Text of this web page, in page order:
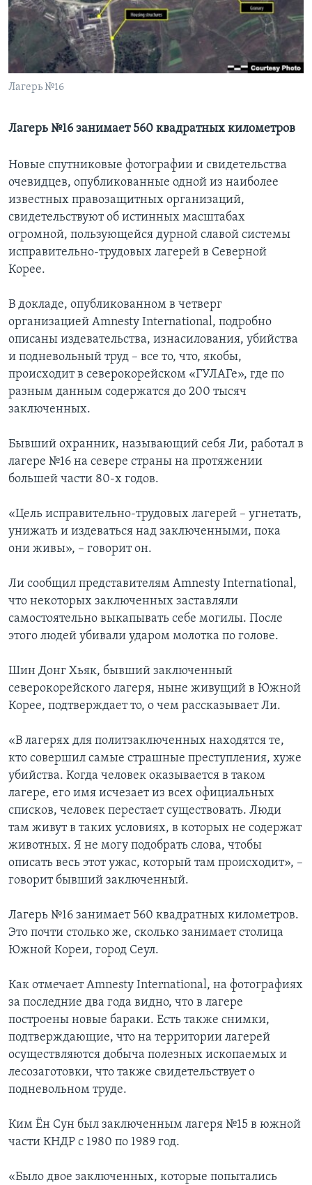
Learning English
СОЦИАЛЬНЫЕ СЕТИ
Языки
Лагерь №16
Лагерь №16 занимает 560 квадратных километров
Новые спутниковые фотографии и свидетельства
очевидцев, опубликованные одной из наиболее
известных правозащитных организаций,
свидетельствуют об истинных масштабах
огромной, пользующейся дурной славой системы
исправительно-трудовых лагерей в Северной
Корее.
В докладе, опубликованном в четверг
организацией Amnesty International, подробно
описаны издевательства, изнасилования, убийства
и подневольный труд – все то, что, якобы,
происходит в северокорейском «ГУЛАГе», где по
разным данным содержатся до 200 тысяч
заключенных.
Бывший охранник, называющий себя Ли, работал в
лагере №16 на севере страны на протяжении
большей части 80-х годов.
«Цель исправительно-трудовых лагерей – угнетать,
унижать и издеваться над заключенными, пока
они живы», – говорит он.
Ли сообщил представителям Amnesty International,
что некоторых заключенных заставляли
самостоятельно выкапывать себе могилы. После
этого людей убивали ударом молотка по голове.
Шин Донг Хьяк, бывший заключенный
северокорейского лагеря, ныне живущий в Южной
Корее, подтверждает то, о чем рассказывает Ли.
«В лагерях для политзаключенных находятся те,
кто совершил самые страшные преступления, хуже
убийства. Когда человек оказывается в таком
лагере, его имя исчезает из всех официальных
списков, человек перестает существовать. Люди
там живут в таких условиях, в которых не содержат
животных. Я не могу подобрать слова, чтобы
описать весь этот ужас, который там происходит», –
говорит бывший заключенный.
Лагерь №16 занимает 560 квадратных километров.
Это почти столько же, сколько занимает столица
Южной Кореи, город Сеул.
Как отмечает Amnesty International, на фотографиях
за последние два года видно, что в лагере
построены новые бараки. Есть также снимки,
подтверждающие, что на территории лагерей
осуществляются добыча полезных ископаемых и
лесозаготовки, что также свидетельствует о
подневольном труде.
Ким Ён Сун был заключенным лагеря №15 в южной
части КНДР с 1980 по 1989 год.
«Было двое заключенных, которые попытались